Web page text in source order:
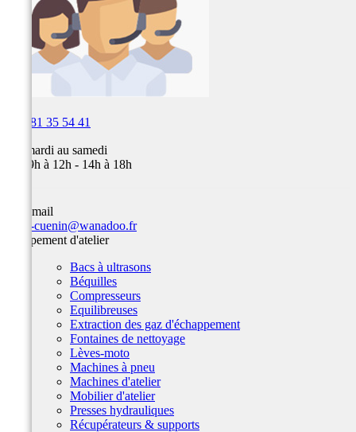
03 81 35 54 41
Du mardi au samedi
de 09h à 12h - 14h à 18h
Par email
team-cuenin@wanadoo.fr
Equipement d'atelier
Bacs à ultrasons
Béquilles
Compresseurs
Equilibreuses
Extraction des gaz d'échappement
Fontaines de nettoyage
Lèves-moto
Machines à pneu
Machines d'atelier
Mobilier d'atelier
Presses hydrauliques
Récupérateurs & supports